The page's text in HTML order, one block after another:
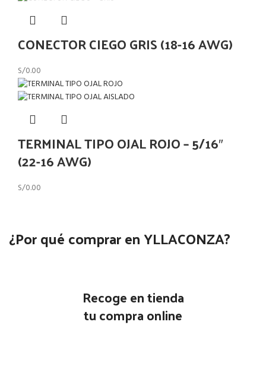
CONECTOR CIEGO GRIS (18-16 AWG)
S/0.00
TERMINAL TIPO OJAL ROJO – 5/16″
(22-16 AWG)
S/0.00
¿Por qué comprar en YLLACONZA?
Recoge en tienda
tu compra online